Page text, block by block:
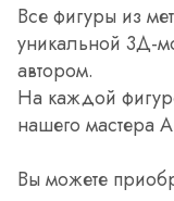
Все фигуры из
уникальной 3Д-
автором.
На каждой
нашего мастера
Вы можете